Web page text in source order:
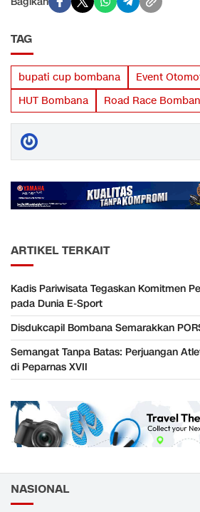
TAG
bupati cup bombana
Event
HUT Bombana
Road Race
ARTIKEL TERKAIT
Kadis Pariwisata Tegaskan Komitmen
pada Dunia E-Sport
Disdukcapil Bombana Semarakkan
Semangat Tanpa Batas: Perjuangan
di Peparnas XVII
NASIONAL